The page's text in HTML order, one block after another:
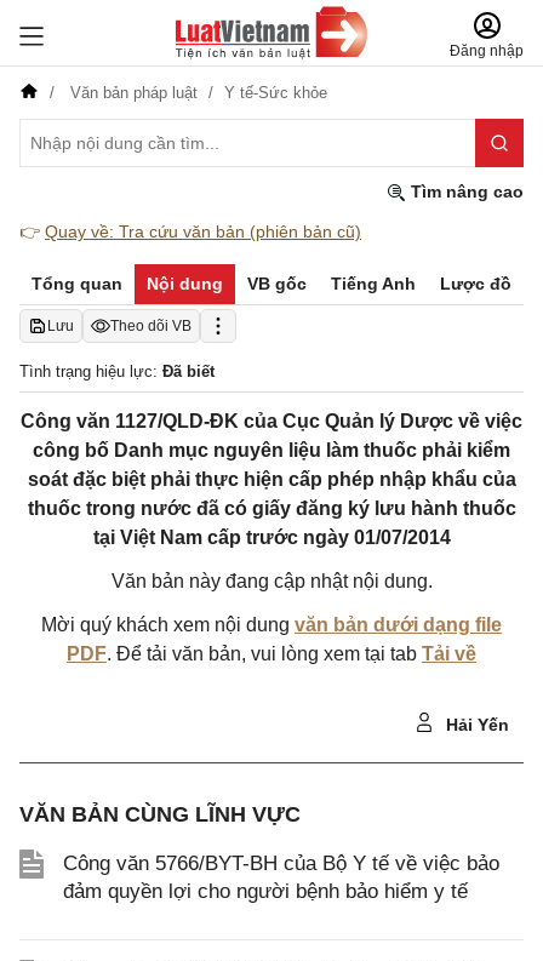
Đăng nhập
Văn bản pháp luật Y tế-Sức khỏe
Tìm nâng cao
👉 Quay về: Tra cứu văn bản (phiên bản cũ)
Tổng quan Nội dung VB gốc Tiếng Anh Lược đồ
Lưu Theo dõi VB
Tình trạng hiệu lực: Đã biết
Công văn 1127/QLD-ĐK của Cục Quản lý Dược về việc
công bố Danh mục nguyên liệu làm thuốc phải kiểm
soát đặc biệt phải thực hiện cấp phép nhập khẩu của
thuốc trong nước đã có giấy đăng ký lưu hành thuốc
tại Việt Nam cấp trước ngày 01/07/2014
Văn bản này đang cập nhật nội dung.
Mời quý khách xem nội dung văn bản dưới dạng file
PDF. Để tải văn bản, vui lòng xem tại tab Tải về
Hải Yến
VĂN BẢN CÙNG LĨNH VỰC
Công văn 5766/BYT-BH của Bộ Y tế về việc bảo
đảm quyền lợi cho người bệnh bảo hiểm y tế